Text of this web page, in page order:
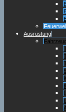
Ausrüstung